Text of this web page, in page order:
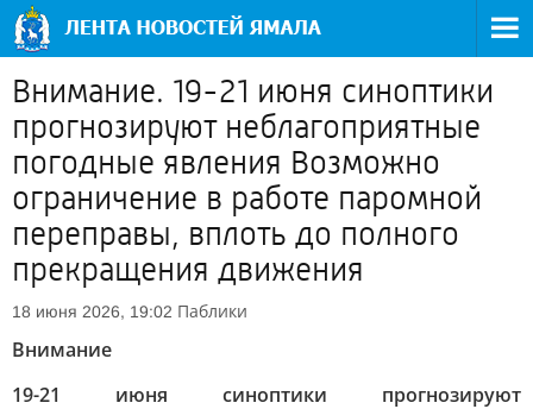
Внимание. 19-21 июня синоптики
прогнозируют неблагоприятные
погодные явления Возможно
ограничение в работе паромной
переправы, вплоть до полного
прекращения движения
18 июня 2026, 19:02 Паблики
Внимание
19-21 июня синоптики прогнозируют